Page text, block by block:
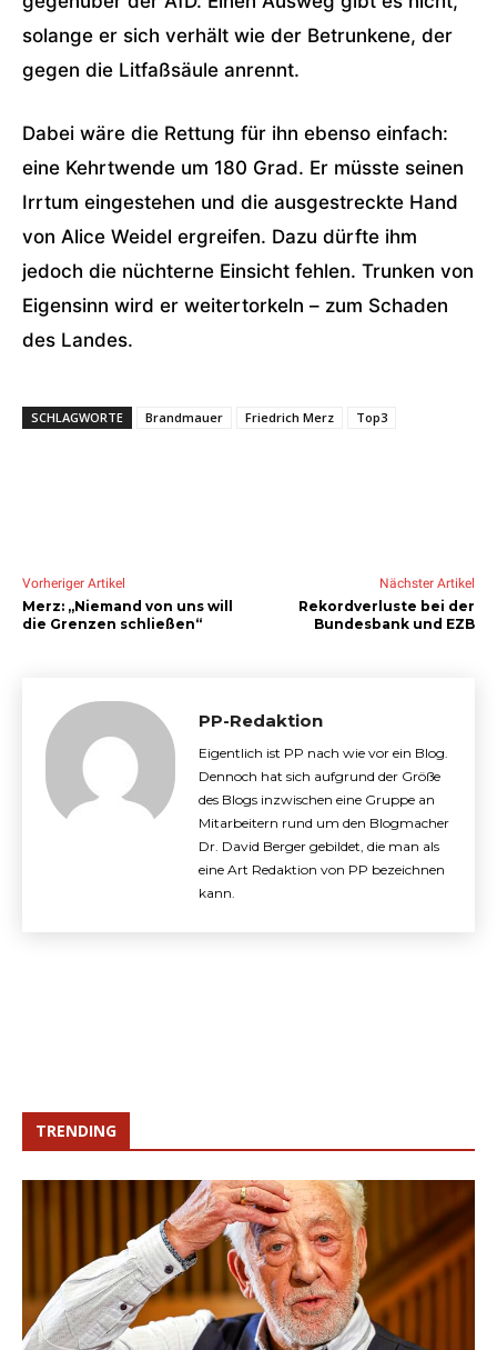
solange er sich verhält wie der Betrunkene, der
gegen die Litfaßsäule anrennt.
Dabei wäre die Rettung für ihn ebenso einfach:
eine Kehrtwende um 180 Grad. Er müsste seinen
Irrtum eingestehen und die ausgestreckte Hand
von Alice Weidel ergreifen. Dazu dürfte ihm
jedoch die nüchterne Einsicht fehlen. Trunken von
Eigensinn wird er weitertorkeln – zum Schaden
des Landes.
SCHLAGWORTE Brandmauer Friedrich Merz Top3
Vorheriger Artikel
Merz: „Niemand von uns will
die Grenzen schließen“
Nächster Artikel
Rekordverluste bei der
Bundesbank und EZB
PP-Redaktion
Eigentlich ist PP nach wie vor ein Blog.
Dennoch hat sich aufgrund der Größe
des Blogs inzwischen eine Gruppe an
Mitarbeitern rund um den Blogmacher
Dr. David Berger gebildet, die man als
eine Art Redaktion von PP bezeichnen
kann.
TRENDING